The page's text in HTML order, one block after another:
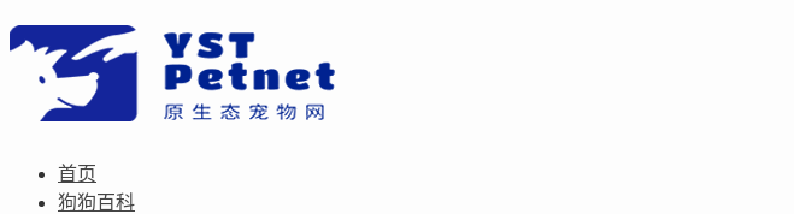
首页
狗狗百科